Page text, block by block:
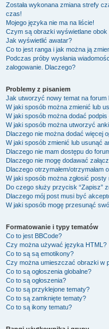
Została wykonana zmiana strefy
czas!
Mojego języka nie ma na liście!
Czym są obrazki wyświetlane
Jak wyświetlić awatar?
Co to jest ranga i jak można ją
Podczas próby wysłania
zalogowanie. Dlaczego?
Problemy z pisaniem
Jak utworzyć nowy temat na forum
W jaki sposób można zmienić lub
W jaki sposób można dodać
W jaki sposób można utworzyć
Dlaczego nie można dodać więcej
W jaki sposób zmienić lub usunąć
Dlaczego nie mam dostępu do
Dlaczego nie mogę dodawać
Dlaczego otrzymałem/otrzymałam
W jaki sposób można zgłosić posty
Do czego służy przycisk “Zapisz”
Dlaczego mój post musi być
W jaki sposób mogę przesunąć
Formatowanie i typy tematów
Co to jest BBCode?
Czy można używać języka HTML?
Co to są są emotikony?
Czy można umieszczać obrazki w
Co to są ogłoszenia globalne?
Co to są ogłoszenia?
Co to są przyklejone tematy?
Co to są zamknięte tematy?
Co to są ikony tematu?